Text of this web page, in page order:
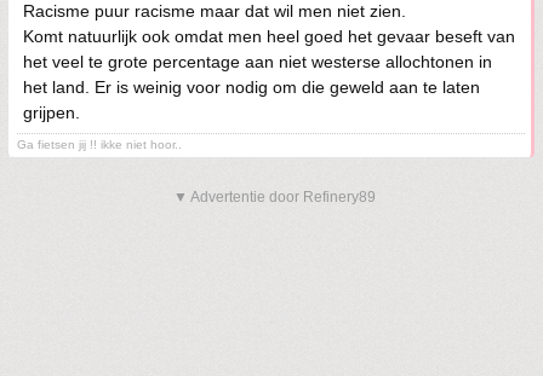
Racisme puur racisme maar dat wil men niet zien.
Komt natuurlijk ook omdat men heel goed het gevaar beseft van
het veel te grote percentage aan niet westerse allochtonen in
het land. Er is weinig voor nodig om die geweld aan te laten
grijpen.
Ga fietsen jij !! ikke niet hoor..
▼ Advertentie door Refinery89